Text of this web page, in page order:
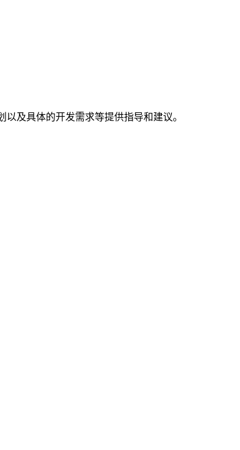
及具体的开发需求等提供指导和建议。